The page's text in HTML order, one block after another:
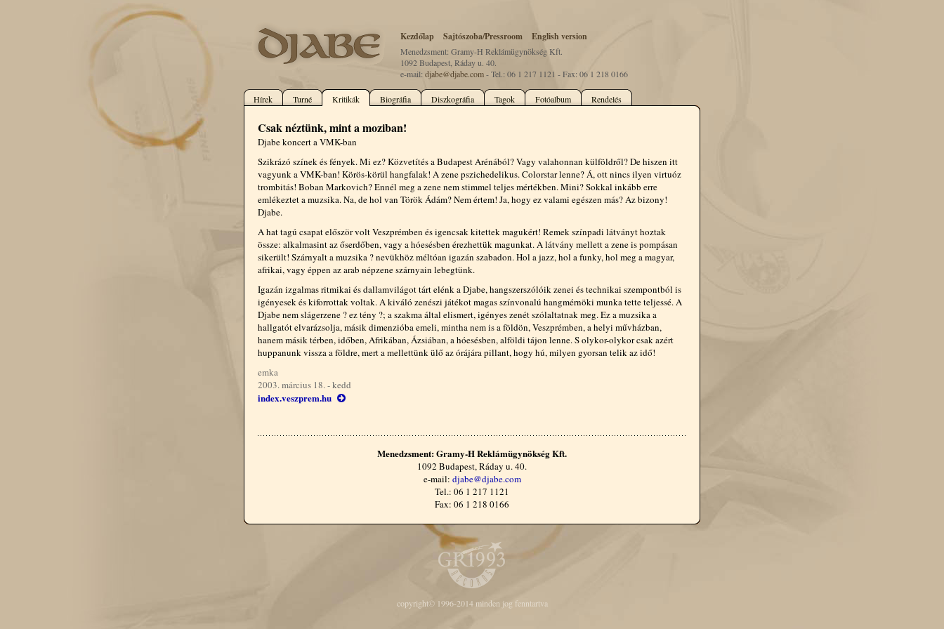
Kezdőlap Sajtószoba/Pressroom English version
Menedzsment: Gramy-H Reklámügynökség Kft.
1092 Budapest, Ráday u. 40.
e-mail:djabe@djabe.com- Tel.: 06 1 217 1121 - Fax: 06 1 218 0166
Hírek Turné Kritikák Biográfia Diszkográfia Tagok Fotóalbum Rendelés
Csak néztünk, mint a moziban!
Djabe koncert a VMK-ban
Szikrázó színek és fények. Mi ez? Közvetítés a Budapest Arénából? Vagy valahonnan külföldről? De hiszen itt
vagyunk a VMK-ban! Körös-körül hangfalak! A zene pszichedelikus. Colorstar lenne? Á, ott nincs ilyen virtuóz
trombitás! Boban Markovich? Ennél meg a zene nem stimmel teljes mértékben. Mini? Sokkal inkább erre
emlékeztet a muzsika. Na, de hol van Török Ádám? Nem értem! Ja, hogy ez valami egészen más? Az bizony!
Djabe.
A hat tagú csapat először volt Veszprémben és igencsak kitettek magukért! Remek színpadi látványt hoztak
össze: alkalmasint az őserdőben, vagy a hóesésben érezhettük magunkat. A látvány mellett a zene is pompásan
sikerült! Szárnyalt a muzsika ? nevükhöz méltóan igazán szabadon. Hol a jazz, hol a funky, hol meg a magyar,
afrikai, vagy éppen az arab népzene szárnyain lebegtünk.
Igazán izgalmas ritmikai és dallamvilágot tárt elénk a Djabe, hangszerszólóik zenei és technikai szempontból is
igényesek és kiforrottak voltak. A kiváló zenészi játékot magas színvonalú hangmérnöki munka tette teljessé. A
Djabe nem slágerzene ? ez tény ?; a szakma által elismert, igényes zenét szólaltatnak meg. Ez a muzsika a
hallgatót elvarázsolja, másik dimenzióba emeli, mintha nem is a földön, Veszprémben, a helyi művházban,
hanem másik térben, időben, Afrikában, Ázsiában, a hóesésben, alföldi tájon lenne. S olykor-olykor csak azért
huppanunk vissza a földre, mert a mellettünk ülő az órájára pillant, hogy hú, milyen gyorsan telik az idő!
emka
2003. március 18. - kedd
index.veszprem.hu
Menedzsment: Gramy-H Reklámügynökség Kft.
1092 Budapest, Ráday u. 40.
e-mail: djabe@djabe.com
Tel.: 06 1 217 1121
Fax: 06 1 218 0166
copyright© 1996-2014 minden jog fenntartva